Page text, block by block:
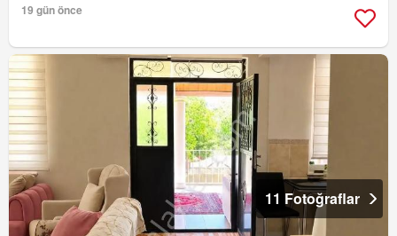
19 gün önce
11 Fotoğraflar